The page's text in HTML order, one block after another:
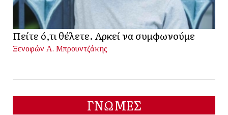
Πείτε ό,τι θέλετε. Αρκεί να συμφωνούμε
Ξενοφών Α. Μπρουντζάκης
ΓΝΩΜΕΣ